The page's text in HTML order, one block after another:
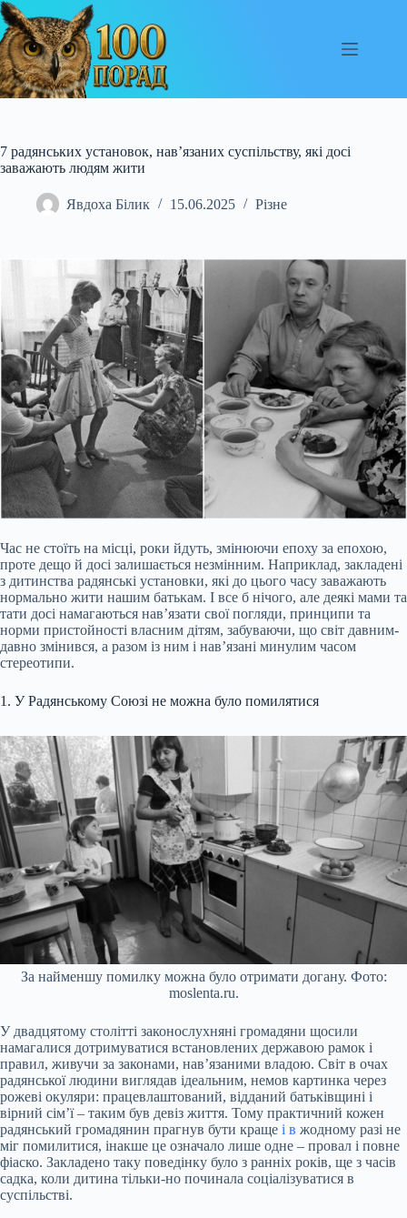
Перейти
до
вмісту
7 радянських установок, нав’язаних суспільству, які досі
заважають людям жити
Явдоха Білик 15.06.2025 Різне
Час не стоїть на місці, роки йдуть, змінюючи епоху за епохою,
проте дещо й досі залишається незмінним. Наприклад, закладені
з дитинства радянські установки, які до цього часу заважають
нормально жити нашим батькам. І все б нічого, але деякі мами та
тати досі намагаються нав’язати свої погляди, принципи та
норми пристойності власним дітям, забуваючи, що світ давним-
давно змінився, а разом із ним і нав’язані минулим часом
стереотипи.
1. У Радянському Союзі не можна було помилятися
За найменшу помилку можна було отримати догану. Фото:
moslenta.ru.
У двадцятому столітті законослухняні громадяни щосили
намагалися дотримуватися встановлених державою рамок і
правил, живучи за законами, нав’язаними владою. Світ в очах
радянської людини виглядав ідеальним, немов картинка через
рожеві окуляри: працевлаштований, відданий батьківщині і
вірний сім’ї – таким був девіз життя. Тому практичний кожен
радянський громадянин прагнув бути краще і в жодному разі не
міг помилитися, інакше це означало лише одне – провал і повне
фіаско. Закладено таку поведінку було з ранніх років, ще з часів
садка, коли дитина тільки-но починала соціалізуватися в
суспільстві.